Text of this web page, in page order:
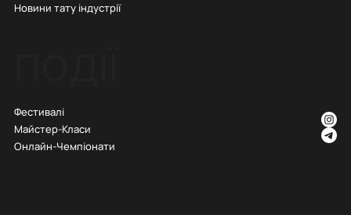
Новини тату індустрії
Фестивалі
Майстер-Класи
Онлайн-Чемпіонати